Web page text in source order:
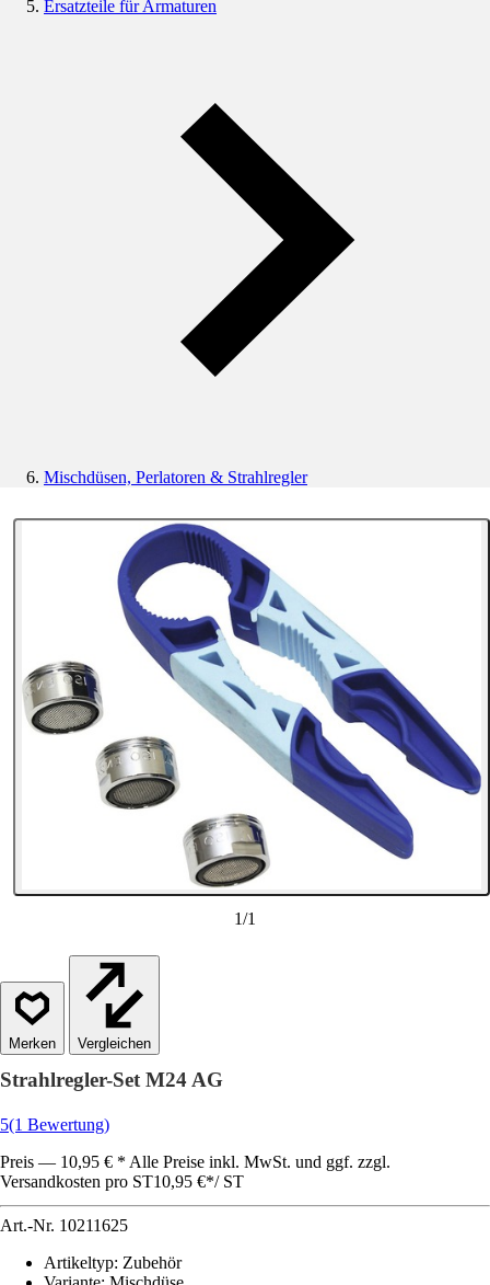
Ersatzteile für Armaturen
Mischdüsen, Perlatoren & Strahlregler
1/1
Vergleichen
Strahlregler-Set M24 AG
5(1 Bewertung)
Preis — 10,95 € * Alle Preise inkl. MwSt. und ggf. zzgl.
Versandkosten pro ST10,95 €*/ ST
Art.-Nr. 10211625
Artikeltyp: Zubehör